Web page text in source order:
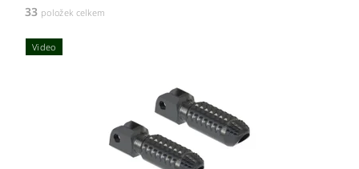
33 položek celkem
Video